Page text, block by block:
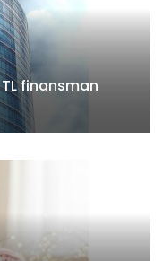
finansman